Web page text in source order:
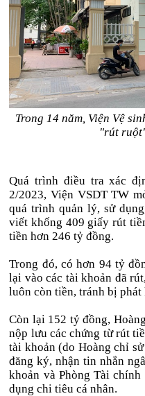
Trong 14 năm, Viện Vệ
"rút
Quá trình điều tra xác
2/2023, Viện VSDT TW
quá trình quản lý, sử
viết khống 409 giấy rút
tiền hơn 246 tỷ đồng.
Trong đó, có hơn 94 tỷ
lại vào các tài khoản đã
luôn còn tiền, tránh bị phát
Còn lại 152 tỷ đồng,
nộp lưu các chứng từ rút
tài khoản (do Hoàng chỉ
đăng ký, nhận tin nhắn
khoản và Phòng Tài
dụng chi tiêu cá nhân.